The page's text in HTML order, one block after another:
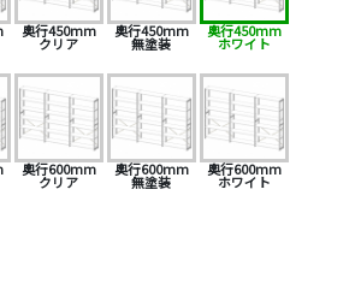
奥行450mm
クリア
奥行450mm
無塗装
奥行450mm
ホワイト
奥行600mm
クリア
奥行600mm
無塗装
奥行600mm
ホワイト